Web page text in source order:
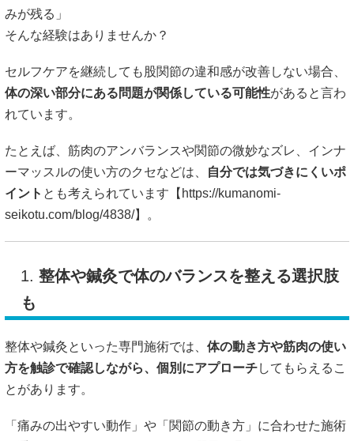
みが残る」
そんな経験はありませんか？
セルフケアを継続しても股関節の違和感が改善しない場合、
体の深い部分にある問題が関係している可能性があると言わ
れています。
たとえば、筋肉のアンバランスや関節の微妙なズレ、インナ
ーマッスルの使い方のクセなどは、
自分では気づきにくいポ
イント とも考えられています【 https://kumanomi-
seikotu.com/blog/4838/】。
1. 整体や鍼灸で体のバランスを整える選択肢
も
整体や鍼灸といった専門施術では、 体の動き方や筋肉の使い
方を触診で確認しながら、個別にアプローチしてもらえるこ
とがあります。
「痛みの出やすい動作」や「関節の動き方」に合わせた施術